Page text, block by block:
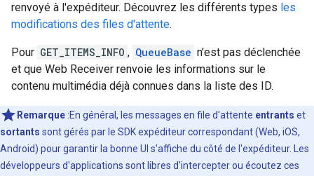
renvoyé à l'expéditeur. Découvrez les différents types les
modifications des files d'attente.
Pour GET_ITEMS_INFO , QueueBase n'est pas déclenchée
et que Web Receiver renvoie les informations sur le
contenu multimédia déjà connues dans la liste des ID.
Remarque :En général, les messages en file d'attente entrants et
sortants sont gérés par le SDK expéditeur correspondant (Web, iOS,
Android) pour garantir la bonne UI s'affiche du côté de l'expéditeur. Les
développeurs d'applications sont libres d'intercepter ou écoutez ces